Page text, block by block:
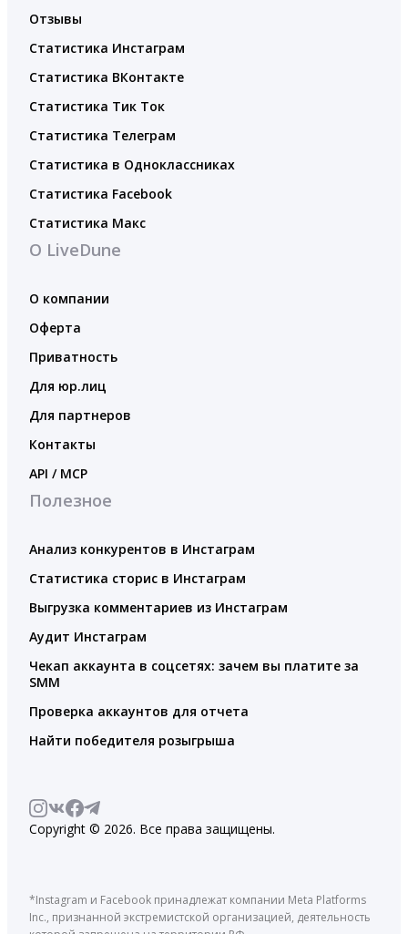
Отзывы
Статистика Инстаграм
Статистика ВКонтакте
Статистика Тик Ток
Статистика Телеграм
Статистика в Одноклассниках
Статистика Facebook
Статистика Макс
О LiveDune
О компании
Оферта
Приватность
Для юр.лиц
Для партнеров
Контакты
API / MCP
Полезное
Анализ конкурентов в Инстаграм
Статистика сторис в Инстаграм
Выгрузка комментариев из Инстаграм
Аудит Инстаграм
Чекап аккаунта в соцсетях: зачем вы платите за
SMM
Проверка аккаунтов для отчета
Найти победителя розыгрыша
Copyright © 2026. Все права защищены.
*Instagram и Facebook принадлежат компании Meta Platforms
Inc., признанной экстремистской организацией, деятельность